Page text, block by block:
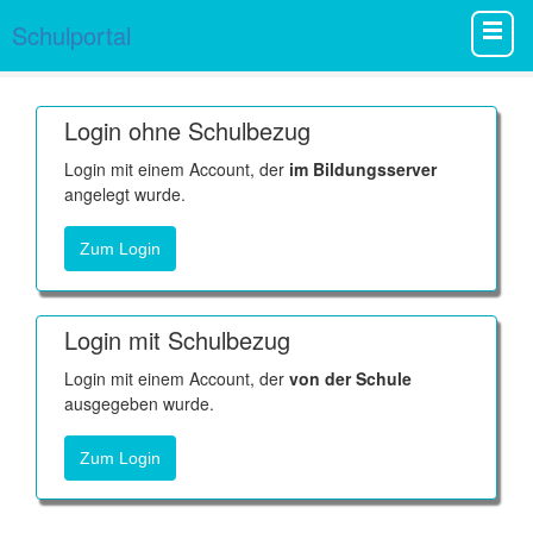
Schulportal
Login ohne Schulbezug
Login mit einem Account, der im Bildungsserver
angelegt wurde.
Zum Login
Login mit Schulbezug
Login mit einem Account, der von der Schule
ausgegeben wurde.
Zum Login